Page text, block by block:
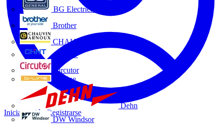
BG Electrical
Brother
CHAUVIN ARNOUX
CHINT
Circutor
D-Line
Dehn
DW Windsor
Iniciar sesión Registrarse